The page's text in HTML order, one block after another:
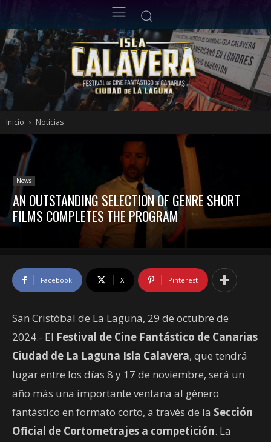
Inicio Noticias
News
AN OUTSTANDING SELECTION OF GENRE SHORT
FILMS COMPLETES THE PROGRAM
Facebook X Pinterest
San Cristóbal de La Laguna, 29 de octubre de
2024.- El Festival de Cine Fantástico de Canarias
Ciudad de La Laguna Isla Calavera, que tendrá
lugar entre los días 8 y 17 de noviembre, será un
año más una importante ventana al género
fantástico en formato corto, a través de la Sección
Oficial de Cortometrajes a competición. La